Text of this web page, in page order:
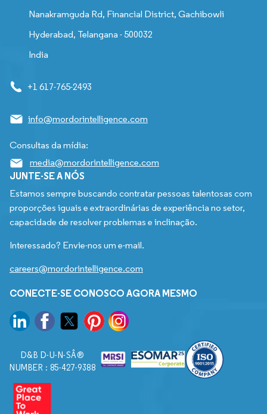
Nanakramguda Rd, Financial District, Gachibowli
Hyderabad, Telangana - 500032
India
+1 617-765-2493
info@mordorintelligence.com
Consultas da mídia:
media@mordorintelligence.com
JUNTE-SE A NÓS
Estamos sempre buscando contratar pessoas talentosas com
proporções iguais e extraordinárias de experiência no setor,
capacidade de resolver problemas e inclinação.
Interessado? Envie-nos um e-mail.
careers@mordorintelligence.com
CONECTE-SE CONOSCO AGORA MESMO
D&B D-U-N-SÂ®
NUMBER : 85-427-9388